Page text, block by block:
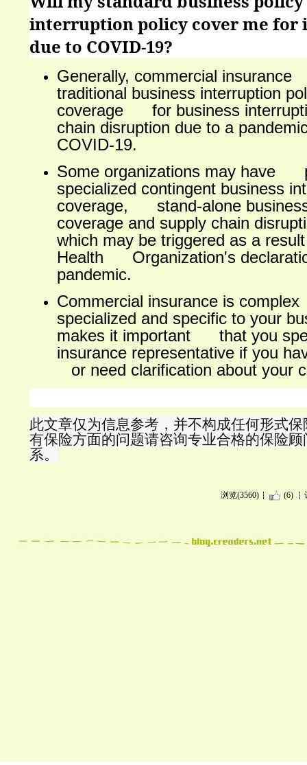
interruption policy cover me for
due to COVID-19?
Generally, commercial
traditional business interruption
coverage for business
chain disruption due to a
COVID-19.
Some organizations may have
specialized contingent business
coverage, stand-alone
coverage and supply chain
which may be triggered as a
Health Organization's
pandemic.
Commercial insurance is
specialized and specific to your
makes it important that you
insurance representative if you
or need clarification about your
此文章仅为信息参考，并不构成任何形式
有保险方面的问题请咨询专业合格的保险
系。
浏览(3560) (6)